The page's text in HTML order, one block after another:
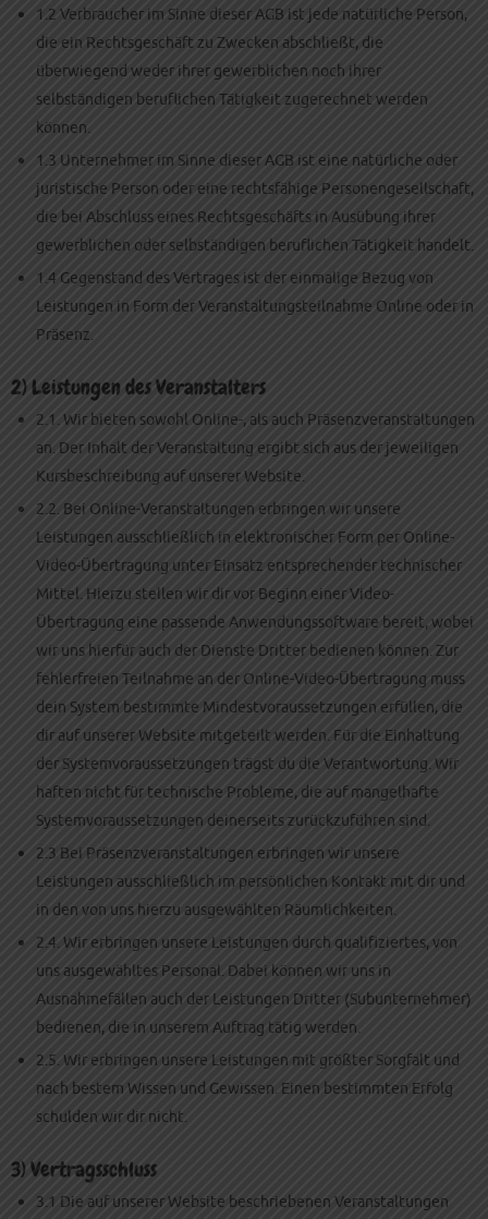
1.2 Verbraucher im Sinne dieser AGB ist jede natürliche Person,
die ein Rechtsgeschäft zu Zwecken abschließt, die
überwiegend weder ihrer gewerblichen noch ihrer
selbständigen beruflichen Tätigkeit zugerechnet werden
können.
1.3 Unternehmer im Sinne dieser AGB ist eine natürliche oder
juristische Person oder eine rechtsfähige Personengesellschaft,
die bei Abschluss eines Rechtsgeschäfts in Ausübung ihrer
gewerblichen oder selbständigen beruflichen Tätigkeit handelt.
1.4 Gegenstand des Vertrages ist der einmalige Bezug von
Leistungen in Form der Veranstaltungsteilnahme Online oder in
Präsenz.
2) Leistungen des Veranstalters
2.1. Wir bieten sowohl Online-, als auch Präsenzveranstaltungen
an. Der Inhalt der Veranstaltung ergibt sich aus der jeweiligen
Kursbeschreibung auf unserer Website.
2.2. Bei Online-Veranstaltungen erbringen wir unsere
Leistungen ausschließlich in elektronischer Form per Online-
Video-Übertragung unter Einsatz entsprechender technischer
Mittel. Hierzu stellen wir dir vor Beginn einer Video-
Übertragung eine passende Anwendungssoftware bereit, wobei
wir uns hierfür auch der Dienste Dritter bedienen können. Zur
fehlerfreien Teilnahme an der Online-Video-Übertragung muss
dein System bestimmte Mindestvoraussetzungen erfüllen, die
dir auf unserer Website mitgeteilt werden. Für die Einhaltung
der Systemvoraussetzungen trägst du die Verantwortung. Wir
haften nicht für technische Probleme, die auf mangelhafte
Systemvoraussetzungen deinerseits zurückzuführen sind.
2.3 Bei Präsenzveranstaltungen erbringen wir unsere
Leistungen ausschließlich im persönlichen Kontakt mit dir und
in den von uns hierzu ausgewählten Räumlichkeiten.
2.4. Wir erbringen unsere Leistungen durch qualifiziertes, von
uns ausgewähltes Personal. Dabei können wir uns in
Ausnahmefällen auch der Leistungen Dritter (Subunternehmer)
bedienen, die in unserem Auftrag tätig werden.
2.5. Wir erbringen unsere Leistungen mit größter Sorgfalt und
nach bestem Wissen und Gewissen. Einen bestimmten Erfolg
schulden wir dir nicht.
3) Vertragsschluss
3.1 Die auf unserer Website beschriebenen Veranstaltungen